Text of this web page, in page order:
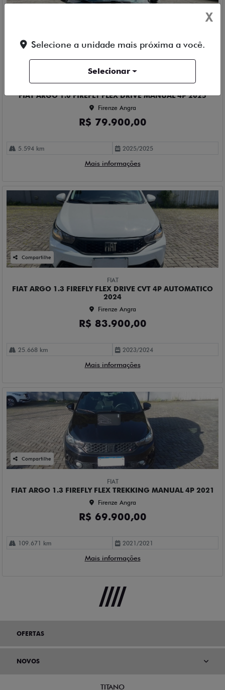
FIAT ARGO 1.0 FIREFLY FLEX DRIVE MANUAL 4P 2025
Firenze Angra
R$ 79.900,00
5.594 km 2025/2025
Mais informações
Compartilhe
FIAT
FIAT ARGO 1.3 FIREFLY FLEX DRIVE CVT 4P AUTOMATICO
2024
Firenze Angra
R$ 83.900,00
25.668 km 2023/2024
Mais informações
Compartilhe
FIAT
FIAT ARGO 1.3 FIREFLY FLEX TREKKING MANUAL 4P 2021
Firenze Angra
R$ 69.900,00
109.671 km 2021/2021
Mais informações
OFERTAS
NOVOS
TITANO
X
Selecione a unidade mais próxima a você.
Selecionar